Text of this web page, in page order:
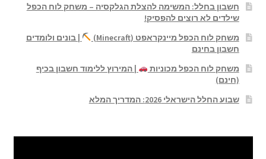
חשבון בחלל: המשימה להצלת הגלקסיה – משחק לוח הכפל
שילדים לא רוצים להפסיק!
משחק לוח הכפל מיינקראפט (Minecraft)
| בונים ולומדים
חשבון בחינם
משחק לוח הכפל מכוניות
| המירוץ ללימוד חשבון בכיף
(חינם)
שבוע החלל הישראלי 2026: המדריך המלא